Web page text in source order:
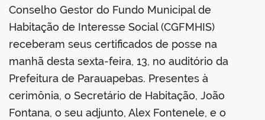
Conselho Gestor do Fundo Municipal de
Habitação de Interesse Social (CGFMHIS)
receberam seus certificados de posse na
manhã desta sexta-feira, 13, no auditório da
Prefeitura de Parauapebas. Presentes à
cerimônia, o Secretário de Habitação, João
Fontana, o seu adjunto, Alex Fontenele, e o